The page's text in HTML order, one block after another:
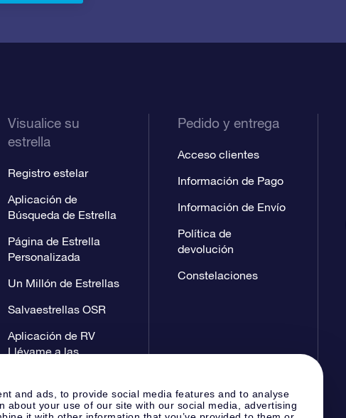
and ads, to provide social media features and to analyse
about your use of our site with our social media, advertising
Visualice su
estrella
Registro estelar
Aplicación de
Búsqueda de Estrella
Página de Estrella
Personalizada
Un Millón de Estrellas
Salvaestrellas OSR
Aplicación de RV
Llévame a las
Pedido y entrega
Acceso clientes
Información de Pago
Información de Envío
Política de
devolución
Constelaciones